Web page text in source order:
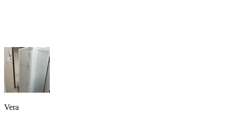
Vera